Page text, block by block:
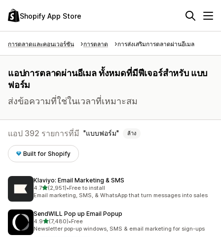
Shopify App Store
การตลาดและคอนเวอร์ชัน การตลาด การส่งเสริมการตลาดผ่านอีเมล
แอปการตลาดผ่านอีเมล ทั้งหมดที่มีฟีเจอร์สำหรับ แบบ
ฟอร์ม
ส่งข้อความที่ใช่ในเวลาที่เหมาะสม
แอป 392 รายการที่มี แบบฟอร์ม ล้าง
Built for Shopify
Klaviyo: Email Marketing & SMS
4.7เต็ม 5 ดาว
(2,951)
ทั้งหมด 2951 รีวิว
•Free to install
Email marketing, SMS, & WhatsApp that turn messages into sales
SendWILL Pop up Email Popup
4.9เต็ม 5 ดาว
(7,480)
ทั้งหมด 7480 รีวิว
•Free
Newsletter pop-up windows, SMS & email marketing for sign-ups